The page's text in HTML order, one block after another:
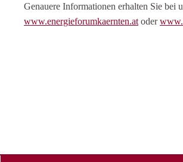
Genauere Informationen erhalten Sie bei
www.energieforumkaernten.at oder